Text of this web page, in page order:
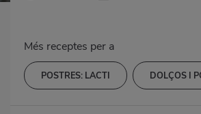
Més receptes per a
POSTRES: LACTI DOLÇOS I